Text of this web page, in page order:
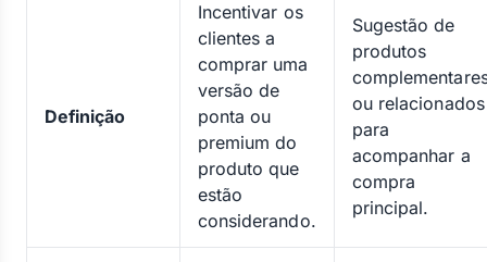
Definição
Incentivar os
clientes a
comprar uma
versão de
ponta ou
premium do
produto que
estão
considerando.
Sugestão de
produtos
ou relacionados
para
acompanhar a
compra
principal.